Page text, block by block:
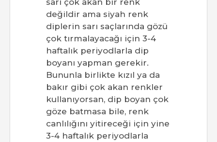
değildir ama siyah renk
diplerin sarı saçlarında gözü
çok tırmalayacağı için 3-4
haftalık periyodlarla dip
boyanı yapman gerekir.
Bununla birlikte kızıl ya da
bakır gibi çok akan renkler
kullanıyorsan, dip boyan çok
göze batmasa bile, renk
canlılığını yitireceği için yine
3-4 haftalık periyodlarla